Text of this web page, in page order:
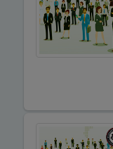
Terziler ve
Toptan Gıda ve
Trafik Takip
Turizm